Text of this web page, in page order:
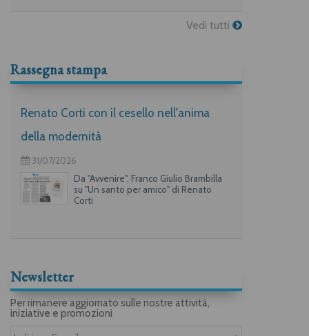
Vedi tutti
Rassegna stampa
Renato Corti con il cesello nell'anima
della modernità
31/07/2026
Da "Avvenire", Franco Giulio Brambilla
su "Un santo per amico" di Renato
Corti
Newsletter
Per rimanere aggiornato sulle nostre attività,
iniziative e promozioni